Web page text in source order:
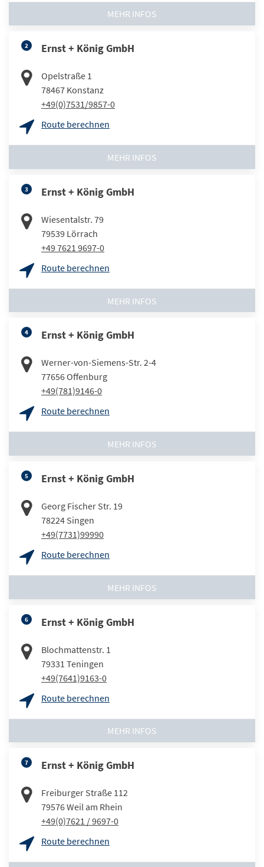
MEHR INFOS
2 Ernst + König GmbH
Opelstraße 1
78467 Konstanz
+49(0)7531/9857-0
Route berechnen
MEHR INFOS
3 Ernst + König GmbH
Wiesentalstr. 79
79539 Lörrach
+49 7621 9697-0
Route berechnen
MEHR INFOS
4 Ernst + König GmbH
Werner-von-Siemens-Str. 2-4
77656Offenburg
+49(781)9146-0
Route berechnen
MEHR INFOS
5 Ernst + König GmbH
Georg Fischer Str. 19
78224 Singen
+49(7731)99990
Route berechnen
MEHR INFOS
6 Ernst + König GmbH
Blochmattenstr. 1
79331 Teningen
+49(7641)9163-0
Route berechnen
MEHR INFOS
7 Ernst + König GmbH
Freiburger Straße 112
79576Weil am Rhein
+49(0)7621 / 9697-0
Route berechnen